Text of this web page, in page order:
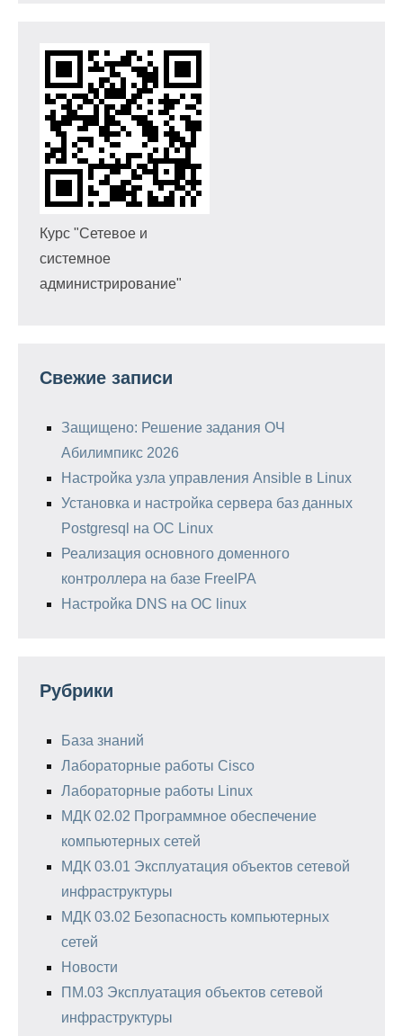
Курс "Сетевое и
системное
администрирование"
Свежие записи
Защищено: Решение задания ОЧ
Абилимпикс 2026
Настройка узла управления Ansible в Linux
Установка и настройка сервера баз данных
Postgresql на ОС Linux
Реализация основного доменного
контроллера на базе FreeIPA
Настройка DNS на ОС linux
Рубрики
База знаний
Лабораторные работы Cisco
Лабораторные работы Linux
МДК 02.02 Программное обеспечение
компьютерных сетей
МДК 03.01 Эксплуатация объектов сетевой
инфраструктуры
МДК 03.02 Безопасность компьютерных
сетей
Новости
ПМ.03 Эксплуатация объектов сетевой
инфраструктуры